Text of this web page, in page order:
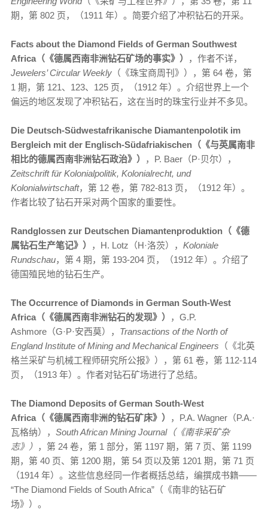
期，第 802 页，（1911 年）。简要介绍了冲积钻石的开采。
Facts about the Diamond Fields of German Southwest
Africa（《德属西南非洲钻石矿场的事实》）
，作者不详，
Jewelers’ Circular Weekly （《珠宝商周刊》），第 64 卷，第
1 期，第 121、123、125 页，（1912 年）。介绍世界上一个
偏远的地区发现了冲积钻石，这在当时的珠宝行业并不多见。
Die Deutsch-Südwestafrikanische Diamantenpolotik im
Bergleich mit der Englisch-Südafriakischen（《与英属南非
相比的德属西南非洲钻石政治》）
，P. Baer（P·贝尔），
Zeitschrift für Kolonialpolitik, Kolonialrecht, und
Kolonialwirtschaft，第 12 卷，第 782-813 页，（1912 年）。
作者比较了钻石开采对两个国家的重要性。
Randglossen zur Deutschen Diamantenproduktion（《德
属钻石生产笔记》）
，H. Lotz（H·洛茨）， Koloniale
Rundschau，第 4 期，第 193-204 页，（1912 年）。介绍了
德国殖民地的钻石生产。
The Occurrence of Diamonds in German South-West
Africa（《德属西南非洲钻石的发现》）
，G.P.
Ashmore（G·P·安西莫）， Transactions of the North of
England Institute of Mining and Mechanical Engineers （《北英
格兰采矿与机械工程师研究所公报》），第 61 卷，第 112-114
页，（1913 年）。作者对钻石矿场进行了总结。
The Diamond Deposits of German South-West
Africa（《德属西南非洲的钻石矿床》）
，P.A. Wagner（P.A.·
瓦格纳）， South African Mining Journal（《南非采矿杂
志》） ，第 24 卷，第 1 部分，第 1197 期，第 7 页、第 1199
期，第 40 页、第 1200 期，第 54 页以及第 1201 期，第 71 页
（1914 年）。这些信息经同一作者概括总结，编撰成书籍——
“The Diamond Fields of South Africa”（《南非的钻石矿
场》）。